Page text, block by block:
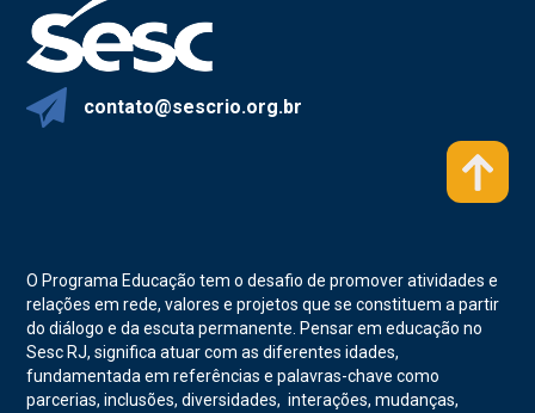
contato@sescrio.org.br
O Programa Educação tem o desafio de promover atividades e
relações em rede, valores e projetos que se constituem a partir
do diálogo e da escuta permanente. Pensar em educação no
Sesc RJ, significa atuar com as diferentes idades,
fundamentada em referências e palavras-chave como
parcerias, inclusões, diversidades, interações, mudanças,